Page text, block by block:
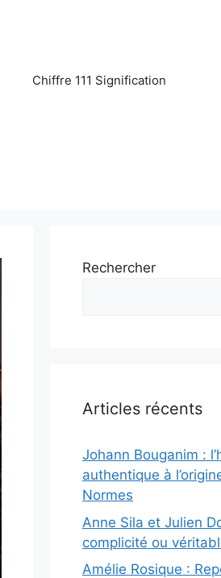
Chiffre 111 Signification
Rechercher
Articles récents
Johann Bouganim :
authentique à
Normes
Anne Sila et Julien
complicité ou
Amélie Rosique :